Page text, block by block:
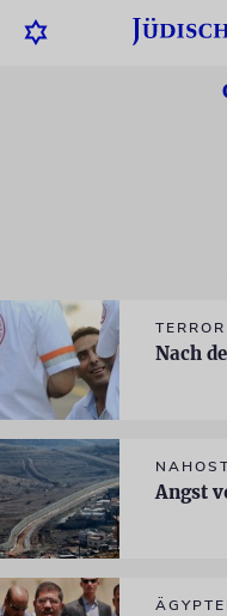
TERROR
Nach
NAHOST
Angst